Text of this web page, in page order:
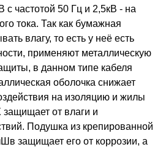
с частотой 50 Гц и 2,5кВ - на
тока. Так как бумажная
влагу, то есть у неё есть
применяют металлическую
в данном типе кабеля
оболочка снижает
на изоляцию и жилы
от влаги и
Подушка из крепированной
защищает его от коррозии, а